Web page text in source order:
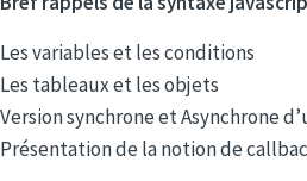
Les variables et les conditions
Les tableaux et les objets
Version synchrone et Asynchrone
Présentation de la notion de